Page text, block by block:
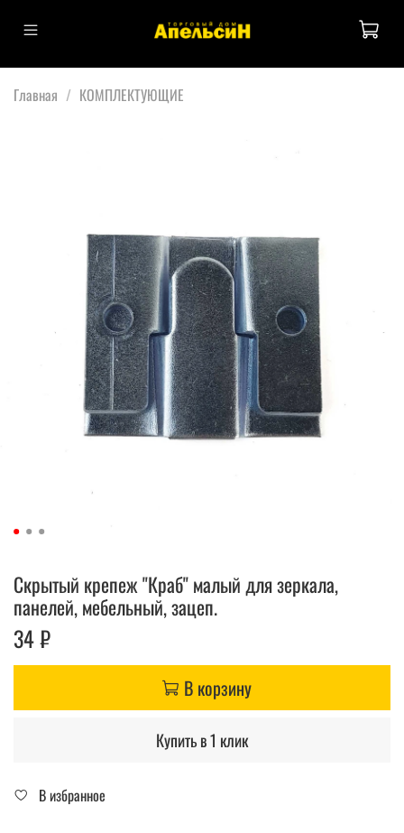
Главная КОМПЛЕКТУЮЩИЕ
Скрытый крепеж "Краб" малый для зеркала,
панелей, мебельный, зацеп.
34 ₽
В корзину
Купить в 1 клик
В избранное